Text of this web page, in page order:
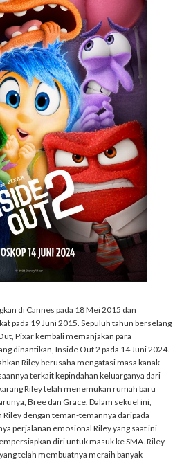
di Cannes pada 18 Mei 2015 dan
pada 19 Juni 2015. Sepuluh tahun berselang
Pixar kembali memanjakan para
dinantikan, Inside Out 2 pada 14 Juni 2024.
Riley berusaha mengatasi masa kanak-
terkait kepindahan keluarganya dari
Riley telah menemukan rumah baru
Bree dan Grace. Dalam sekuel ini,
dengan teman-temannya daripada
perjalanan emosional Riley yang saat ini
diri untuk masuk ke SMA. Riley
telah membuatnya meraih banyak